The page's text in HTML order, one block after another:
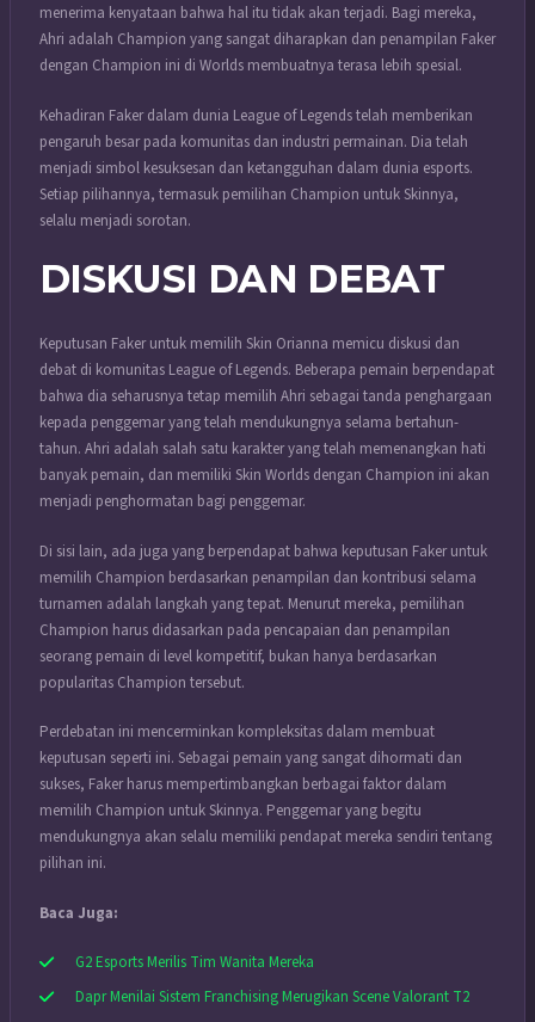
menerima kenyataan bahwa hal itu tidak akan terjadi. Bagi mereka,
Ahri adalah Champion yang sangat diharapkan dan penampilan Faker
dengan Champion ini di Worlds membuatnya terasa lebih spesial.
Kehadiran Faker dalam dunia League of Legends telah memberikan
pengaruh besar pada komunitas dan industri permainan. Dia telah
menjadi simbol kesuksesan dan ketangguhan dalam dunia esports.
Setiap pilihannya, termasuk pemilihan Champion untuk Skinnya,
selalu menjadi sorotan.
DISKUSI DAN DEBAT
Keputusan Faker untuk memilih Skin Orianna memicu diskusi dan
debat di komunitas League of Legends. Beberapa pemain berpendapat
bahwa dia seharusnya tetap memilih Ahri sebagai tanda penghargaan
kepada penggemar yang telah mendukungnya selama bertahun-
tahun. Ahri adalah salah satu karakter yang telah memenangkan hati
banyak pemain, dan memiliki Skin Worlds dengan Champion ini akan
menjadi penghormatan bagi penggemar.
Di sisi lain, ada juga yang berpendapat bahwa keputusan Faker untuk
memilih Champion berdasarkan penampilan dan kontribusi selama
turnamen adalah langkah yang tepat. Menurut mereka, pemilihan
Champion harus didasarkan pada pencapaian dan penampilan
seorang pemain di level kompetitif, bukan hanya berdasarkan
popularitas Champion tersebut.
Perdebatan ini mencerminkan kompleksitas dalam membuat
keputusan seperti ini. Sebagai pemain yang sangat dihormati dan
sukses, Faker harus mempertimbangkan berbagai faktor dalam
memilih Champion untuk Skinnya. Penggemar yang begitu
mendukungnya akan selalu memiliki pendapat mereka sendiri tentang
pilihan ini.
Baca Juga:
G2 Esports Merilis Tim Wanita Mereka
Dapr Menilai Sistem Franchising Merugikan Scene Valorant T2